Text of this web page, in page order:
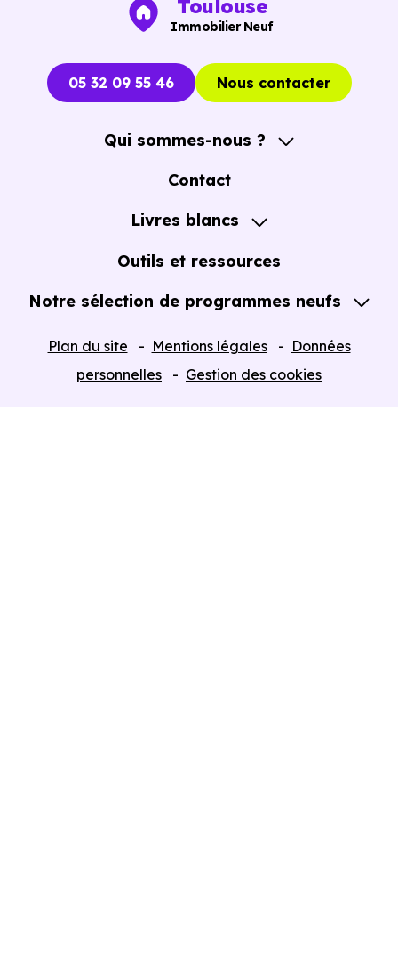
Toulouse
Immobilier Neuf
05 32 09 55 46 Nous contacter
Qui sommes-nous ?
A propos
Contact
Livres blancs
Guide de l'Achat immobilier neuf en VEFA
Outils et ressources
Notre sélection de programmes neufs
Plan du site Mentions légales
Données
personnelles
Gestion des cookies